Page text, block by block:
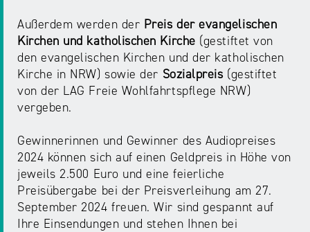
Internet
Day
Elternabende
Außerdem werden der Preis der evangelischen
Kirchen und katholischen Kirche (gestiftet von
den evangelischen Kirchen und der katholischen
Kirche in NRW) sowie der Sozialpreis(gestiftet
von der LAG Freie Wohlfahrtspflege NRW)
vergeben.
Gewinnerinnen und Gewinner des Audiopreises
2024 können sich auf einen Geldpreis in Höhe von
jeweils 2.500 Euro und eine feierliche
Preisübergabe bei der Preisverleihung am 27.
September 2024 freuen. Wir sind gespannt auf
Ihre Einsendungen und stehen Ihnen bei